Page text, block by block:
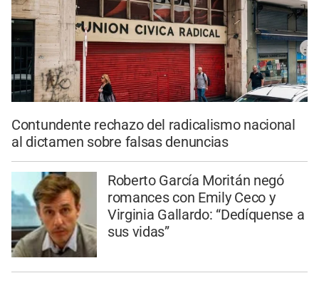
Contundente rechazo del radicalismo nacional
al dictamen sobre falsas denuncias
Roberto García Moritán negó
romances con Emily Ceco y
Virginia Gallardo: “Dedíquense a
sus vidas”